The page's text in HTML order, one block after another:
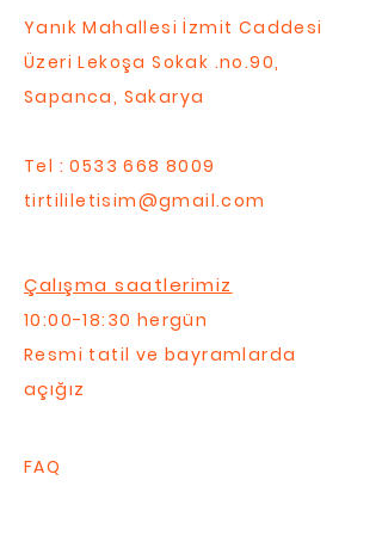
Yanık Mahallesi İzmit Caddesi
Üzeri Lekoşa Sokak .no.90,
Sapanca, Sakarya
Tel :0533 668 8009
tirtililetisim@gmail.com
Çalışma saatlerimiz
10:00-18:30 hergün
Resmi tatil ve bayramlarda
açığız
FAQ